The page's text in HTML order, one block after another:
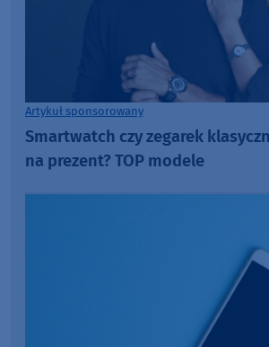
Artykuł sponsorowany
Smartwatch czy zegarek
na prezent? TOP modele